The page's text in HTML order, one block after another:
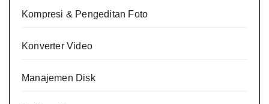
Kompresi & Pengeditan Foto
Konverter Video
Manajemen Disk